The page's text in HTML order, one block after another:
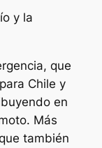
y la
que
Chile y
en
Más
también